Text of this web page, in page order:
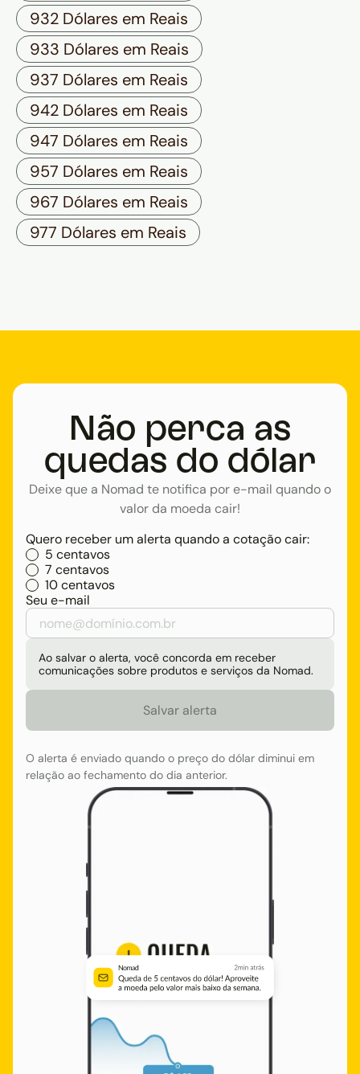
932 Dólares em Reais
933 Dólares em Reais
937 Dólares em Reais
942 Dólares em Reais
947 Dólares em Reais
957 Dólares em Reais
967 Dólares em Reais
977 Dólares em Reais
Não perca as
quedas do dólar
Deixe que a Nomad te notifica por e-mail quando o
valor da moeda cair!
Quero receber um alerta quando a cotação cair:
5 centavos
7 centavos
10 centavos
Seu e-mail
Ao salvar o alerta, você concorda em receber
comunicações sobre produtos e serviços da Nomad.
O alerta é enviado quando o preço do dólar diminui em
relação ao fechamento do dia anterior.